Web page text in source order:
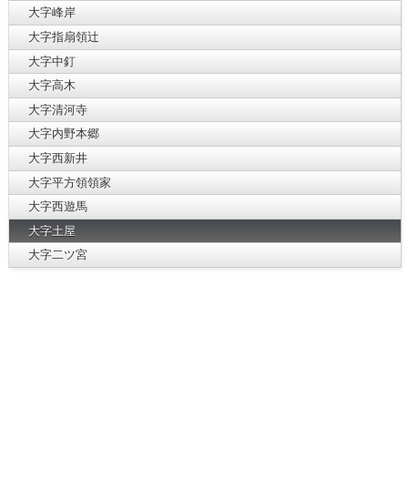
大字峰岸
大字指扇領辻
大字中釘
大字高木
大字清河寺
大字内野本郷
大字西新井
大字平方領領家
大字西遊馬
大字土屋
大字二ツ宮